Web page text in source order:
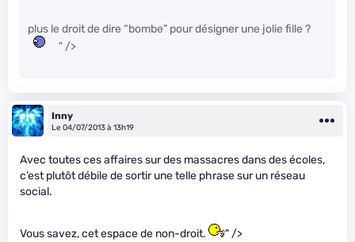
plus le droit de dire “bombe” pour désigner une jolie fille ?
" />
Inny
Le 04/07/2013 à 13h19
Avec toutes ces affaires sur des massacres dans des écoles,
c’est plutôt débile de sortir une telle phrase sur un réseau
social.
Vous savez, cet espace de non-droit. " />